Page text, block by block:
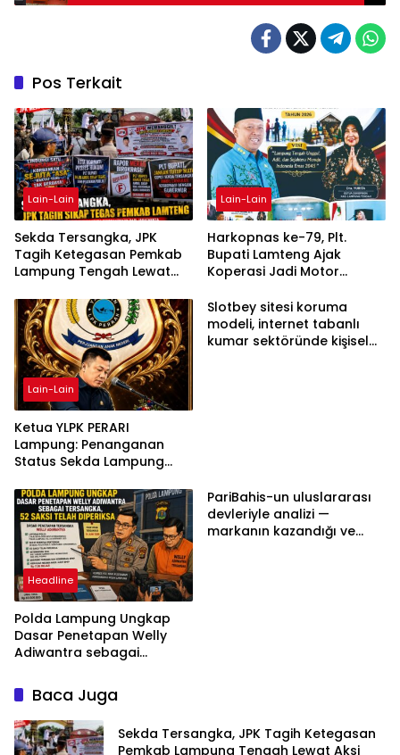
Pos Terkait
Lain-Lain
Sekda Tersangka, JPK
Tagih Ketegasan Pemkab
Lampung Tengah Lewat
Lain-Lain
Harkopnas ke-79, Plt.
Bupati Lamteng Ajak
Koperasi Jadi Motor
Lain-Lain
Ketua YLPK PERARI
Lampung: Penanganan
Status Sekda Lampung
Berdasarkan Aturan,
Bukan Tekanan Opini
Slotbey sitesi koruma
modeli, internet tabanlı
kumar sektöründe kişisel
Headline
Polda Lampung Ungkap
Dasar Penetapan Welly
Adiwantra sebagai
Diperiksa
PariBahis-un uluslararası
devleriyle analizi —
markanın kazandığı ve
Baca Juga
Sekda Tersangka, JPK Tagih Ketegasan
Pemkab Lampung Tengah Lewat Aksi